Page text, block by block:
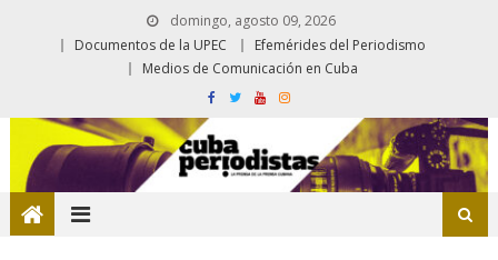
domingo, agosto 09, 2026
Documentos de la UPEC
Efemérides del Periodismo
Medios de Comunicación en Cuba